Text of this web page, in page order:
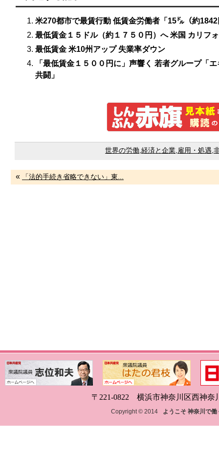
米270都市で最賃行動 低賃金労働者「15㌦（約
最低賃金１５ドル（約１７５０円）へ 米国 カリフ
最低賃金 米10州アップ 失業率ダウン
「最低賃金１５００円に」声響く 若者グループ「
共闘」
世界の労働 経済と企業 雇用・処遇
« 「法的手続き省略できない」東...
〒221-0822 横浜市神奈川区西神奈
Copyright © 2014 ようこそ 神奈川で